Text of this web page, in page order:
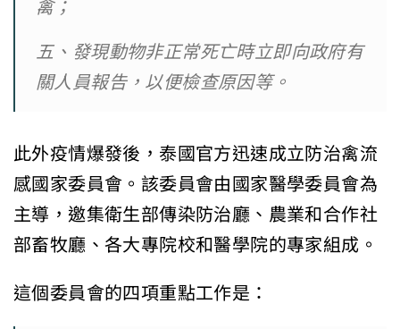
五、發現動物非正常死亡時立即向政府有
關人員報告，以便檢查原因等。
此外疫情爆發後，泰國官方迅速成立防治禽流
感國家委員會。該委員會由國家醫學委員會為
主導，邀集衛生部傳染防治廳、農業和合作社
部畜牧廳、各大專院校和醫學院的專家組成。
這個委員會的四項重點工作是：